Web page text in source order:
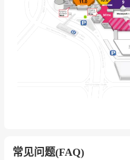
IP不再是“加分项”，而
等老牌企业，通过迪士
产品从单一玩具升级
动成人消费与亲子共购
转向“拉长生命周期”。
世界上主要玩具制造领
常见问题(FAQ)